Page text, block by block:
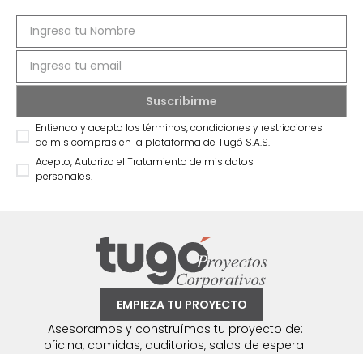
Entiendo y acepto los términos, condiciones y restricciones
de mis compras en la plataforma de Tugó S.A.S.
Acepto, Autorizo el Tratamiento de mis datos
personales.
EMPIEZA TU PROYECTO
Asesoramos y construímos tu proyecto de:
oficina, comidas, auditorios, salas de espera.